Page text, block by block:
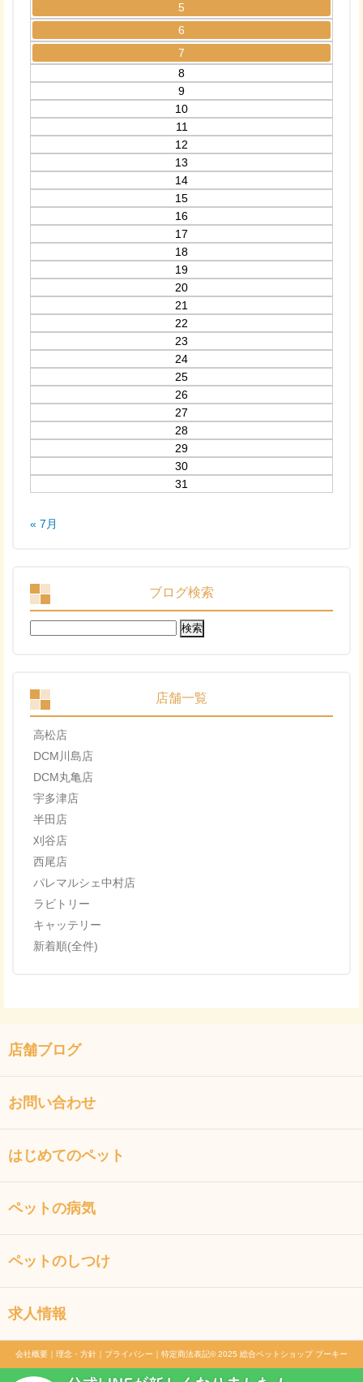
5
6
7
8
9
10
11
12
13
14
15
16
17
18
19
20
21
22
23
24
25
26
27
28
29
30
31
« 7月
ブログ検索
検
索:
店舗一覧
高松店
DCM川島店
DCM丸亀店
宇多津店
半田店
刈谷店
西尾店
パレマルシェ中村店
ラビトリー
キャッテリー
新着順(全件)
店舗ブログ
お問い合わせ
はじめてのペット
ペットの病気
ペットのしつけ
求人情報
会社概要 ｜ 理念・方針 ｜ プライバシー ｜ 特定商法表記© 2025 総合ペットショップ プーキー